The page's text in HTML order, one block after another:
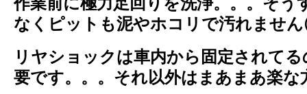
なくピットも泥やホコリで汚れませ
リヤショックは車内から固定されて
要です。。。それ以外はまあまあ楽な